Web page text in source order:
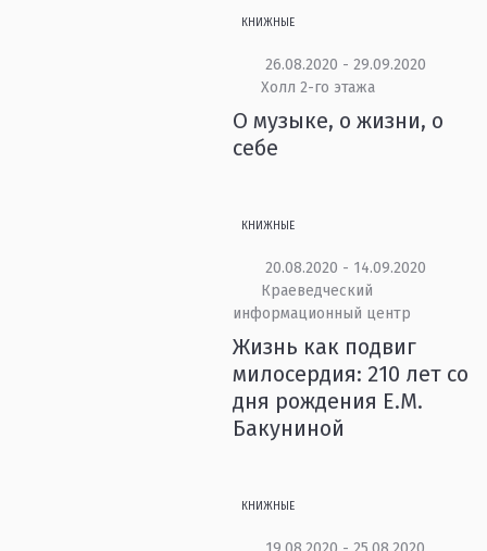
КНИЖНЫЕ
26.08.2020 - 29.09.2020
Холл 2-го этажа
О музыке, о жизни, о
себе
КНИЖНЫЕ
20.08.2020 - 14.09.2020
Краеведческий
информационный центр
Жизнь как подвиг
милосердия: 210 лет со
дня рождения Е.М.
Бакуниной
КНИЖНЫЕ